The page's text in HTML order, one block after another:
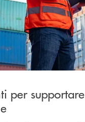
per supportare